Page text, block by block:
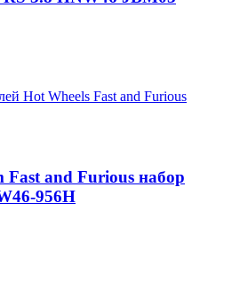
Fast and Furious набор
956H